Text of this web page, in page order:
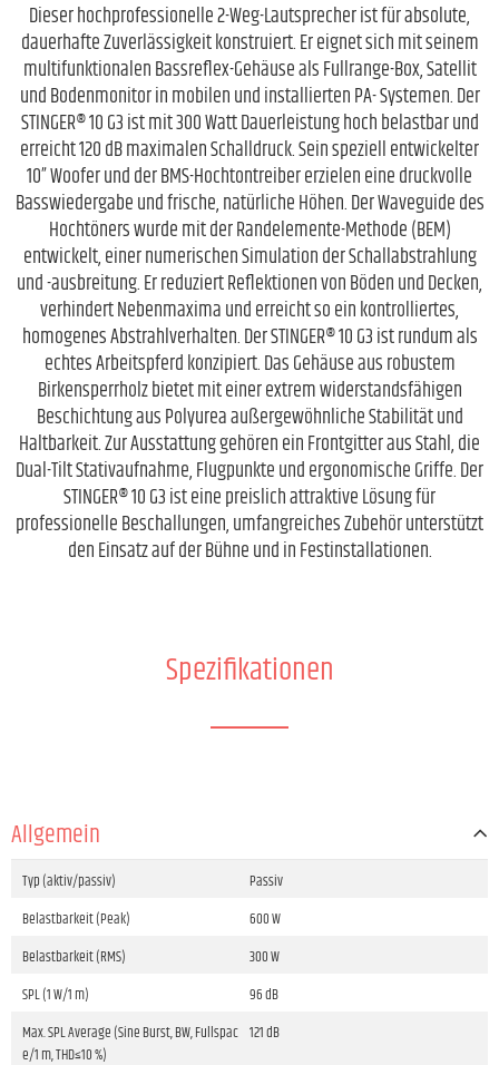
Dieser hochprofessionelle 2-Weg-Lautsprecher ist für absolute,
dauerhafte Zuverlässigkeit konstruiert. Er eignet sich mit seinem
multifunktionalen Bassreflex-Gehäuse als Fullrange-Box, Satellit
und Bodenmonitor in mobilen und installierten PA- Systemen. Der
STINGER® 10 G3 ist mit 300 Watt Dauerleistung hoch belastbar und
erreicht 120 dB maximalen Schalldruck. Sein speziell entwickelter
10” Woofer und der BMS-Hochtontreiber erzielen eine druckvolle
Basswiedergabe und frische, natürliche Höhen. Der Waveguide des
Hochtöners wurde mit der Randelemente-Methode (BEM)
entwickelt, einer numerischen Simulation der Schallabstrahlung
und -ausbreitung. Er reduziert Reflektionen von Böden und Decken,
verhindert Nebenmaxima und erreicht so ein kontrolliertes,
homogenes Abstrahlverhalten. Der STINGER® 10 G3 ist rundum als
echtes Arbeitspferd konzipiert. Das Gehäuse aus robustem
Birkensperrholz bietet mit einer extrem widerstandsfähigen
Beschichtung aus Polyurea außergewöhnliche Stabilität und
Haltbarkeit. Zur Ausstattung gehören ein Frontgitter aus Stahl, die
Dual-Tilt Stativaufnahme, Flugpunkte und ergonomische Griffe. Der
STINGER® 10 G3 ist eine preislich attraktive Lösung für
professionelle Beschallungen, umfangreiches Zubehör unterstützt
den Einsatz auf der Bühne und in Festinstallationen.
Spezifikationen
Allgemein
Typ (aktiv/passiv)
Passiv
Belastbarkeit (Peak)
600 W
Belastbarkeit (RMS)
300 W
SPL (1 W/1 m)
96 dB
Max. SPL Average (Sine Burst, BW, Fullspac
e/1 m, THD≤10 %)
121 dB